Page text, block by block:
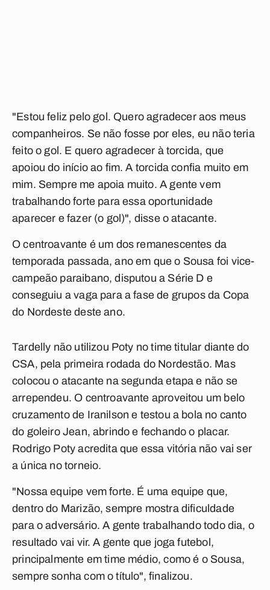
"Estou feliz pelo gol. Quero agradecer aos meus
companheiros. Se não fosse por eles, eu não teria
feito o gol. E quero agradecer à torcida, que
apoiou do início ao fim. A torcida confia muito em
mim. Sempre me apoia muito. A gente vem
trabalhando forte para essa oportunidade
aparecer e fazer (o gol)", disse o atacante.
O centroavante é um dos remanescentes da
temporada passada, ano em que o Sousa foi vice-
campeão paraibano, disputou a Série D e
conseguiu a vaga para a fase de grupos da Copa
do Nordeste deste ano.
Tardelly não utilizou Poty no time titular diante do
CSA, pela primeira rodada do Nordestão. Mas
colocou o atacante na segunda etapa e não se
arrependeu. O centroavante aproveitou um belo
cruzamento de Iranilson e testou a bola no canto
do goleiro Jean, abrindo e fechando o placar.
Rodrigo Poty acredita que essa vitória não vai ser
a única no torneio.
"Nossa equipe vem forte. É uma equipe que,
dentro do Marizão, sempre mostra dificuldade
para o adversário. A gente trabalhando todo dia, o
resultado vai vir. A gente que joga futebol,
principalmente em time médio, como é o Sousa,
sempre sonha com o título", finalizou.